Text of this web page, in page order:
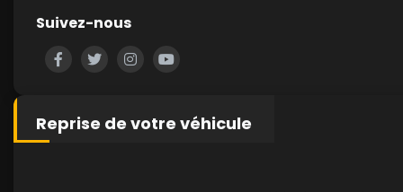
Suivez-nous
Reprise de votre véhicule